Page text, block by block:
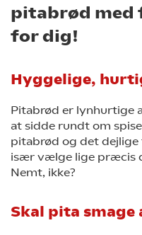
pitabrød med
for dig!
Hyggelige,
Pitabrød er lynhurtige
at sidde rundt om
pitabrød og det dejlige
især vælge lige præcis
Nemt, ikke?
Skal pita smage